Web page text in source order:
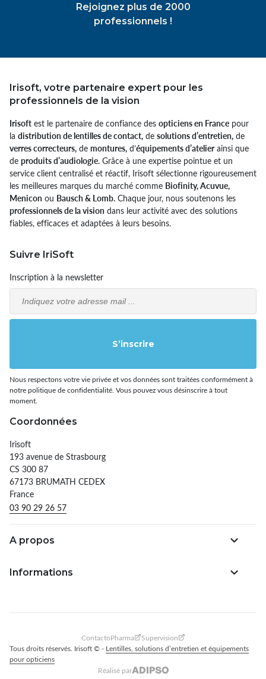
Rejoignez plus de 2000
professionnels !
Irisoft, votre partenaire expert pour les
professionnels de la vision
Irisoft est le partenaire de confiance des opticiens en France pour
la distribution de lentilles de contact, de solutions d’entretien, de
verres correcteurs, de montures, d’équipements d’atelierainsi que
de produits d’audiologie. Grâce à une expertise pointue et un
service client centralisé et réactif, Irisoft sélectionne rigoureusement
les meilleures marques du marché comme Biofinity, Acuvue,
Menicon ou Bausch & Lomb. Chaque jour, nous soutenons les
professionnels de la vision dans leur activité avec des solutions
fiables, efficaces et adaptées à leurs besoins.
Suivre IriSoft
Inscription à la newsletter
Email
S’inscrire
Nous respectons votre vie privée et vos données sont traitées conformément à
notre politique de confidentialité. Vous pouvez vous désinscrire à tout
moment.
Coordonnées
Irisoft
193 avenue de Strasbourg
CS 300 87
67173 BRUMATH CEDEX
France
03 90 29 26 57
A propos
Informations
ContactoPharma
Supervision
Tous droits réservés. Irisoft © - Lentilles, solutions d’entretien et équipements
pour opticiens
Réalisé par
Adipso